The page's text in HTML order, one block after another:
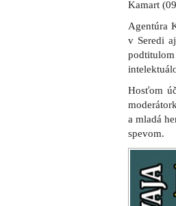
Kamart
Agentúra
v Seredi
Hosťom
a mladá
spevom.